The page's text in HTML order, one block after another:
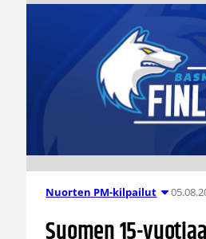
Nuorten PM-kilpailut